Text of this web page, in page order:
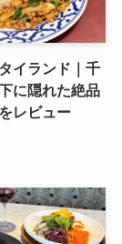
イランド｜千
に隠れた絶品
レビュー